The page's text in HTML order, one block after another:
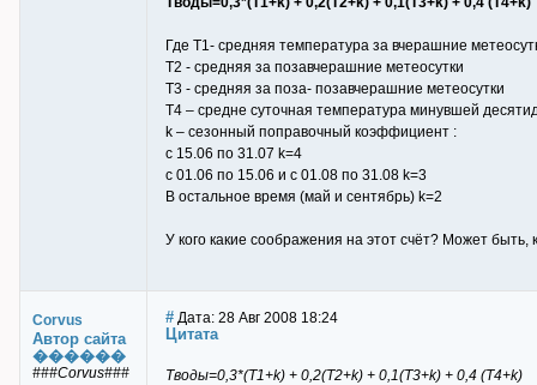
Где T1- средняя температура за вчерашние
T2 - средняя за позавчерашние метеосутки
T3 - средняя за поза- позавчерашние метеосутки
T4 – средне суточная температура минувшей
k – сезонный поправочный коэффициент :
c 15.06 по 31.07 k=4
c 01.06 по 15.06 и с 01.08 по 31.08 k=3
В остальное время (май и сентябрь) k=2
У кого какие соображения на этот счёт? Может
Corvus
Автор сайта
������
###Corvus###
# Дата: 28 Авг 2008 18:24
Цитата
Тводы=0,3*(T1+k) + 0,2(T2+k) + 0,1(T3+k) + 0,4 (T4+k)